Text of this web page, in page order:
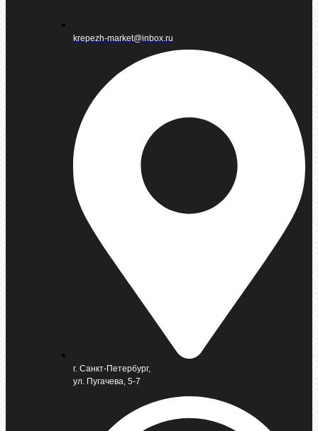
krepezh-market@inbox.ru
г. Санкт-Петербург,
ул. Пугачева, 5-7